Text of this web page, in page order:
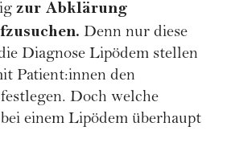
zur Abklärung
Denn nur diese
Diagnose Lipödem stellen
Patient:innen den
Doch welche
einem Lipödem überhaupt